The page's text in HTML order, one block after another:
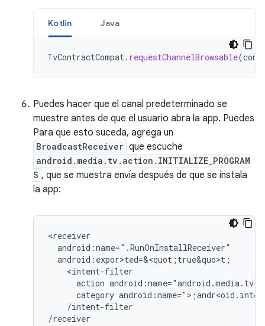
Kotlin Java
TvContractCompat. requestChannelBrowsable(
Puedes hacer que el canal predeterminado se
muestre antes de que el usuario abra la app. Puedes
Para que esto suceda, agrega un
BroadcastReceiver que escuche
android.media.tv.action.INITIALIZE_PROGRAM
S , que se muestra envía después de que se instala
la app:
action
category
/intent-filter
/receiver